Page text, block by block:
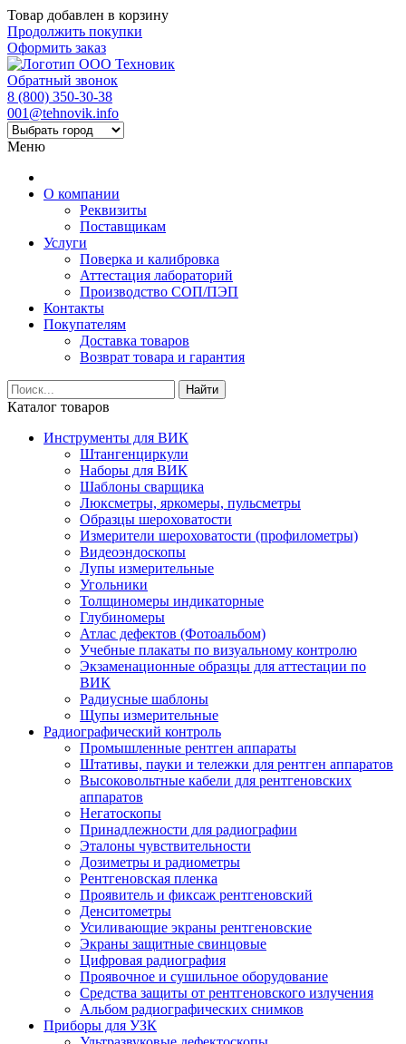
Товар добавлен в корзину
Продолжить покупки
Оформить заказ
Обратный звонок
8 (800) 350-30-38
001@tehnovik.info
Меню
О компании
Реквизиты
Поставщикам
Услуги
Поверка и калибровка
Аттестация лабораторий
Производство СОП/ПЭП
Контакты
Покупателям
Доставка товаров
Возврат товара и гарантия
Найти
Каталог товаров
Инструменты для ВИК
Штангенциркули
Наборы для ВИК
Шаблоны сварщика
Люксметры, яркомеры, пульсметры
Образцы шероховатости
Измерители шероховатости (профилометры)
Видеоэндоскопы
Лупы измерительные
Угольники
Толщиномеры индикаторные
Глубиномеры
Атлас дефектов (Фотоальбом)
Учебные плакаты по визуальному контролю
Экзаменационные образцы для аттестации по
ВИК
Радиусные шаблоны
Щупы измерительные
Радиографический контроль
Промышленные рентген аппараты
Штативы, пауки и тележки для рентген аппаратов
Высоковольтные кабели для рентгеновских
аппаратов
Негатоскопы
Принадлежности для радиографии
Эталоны чувствительности
Дозиметры и радиометры
Рентгеновская пленка
Проявитель и фиксаж рентгеновский
Денситометры
Усиливающие экраны рентгеновские
Экраны защитные свинцовые
Цифровая радиография
Проявочное и сушильное оборудование
Средства защиты от рентгеновского излучения
Альбом радиографических снимков
Приборы для УЗК